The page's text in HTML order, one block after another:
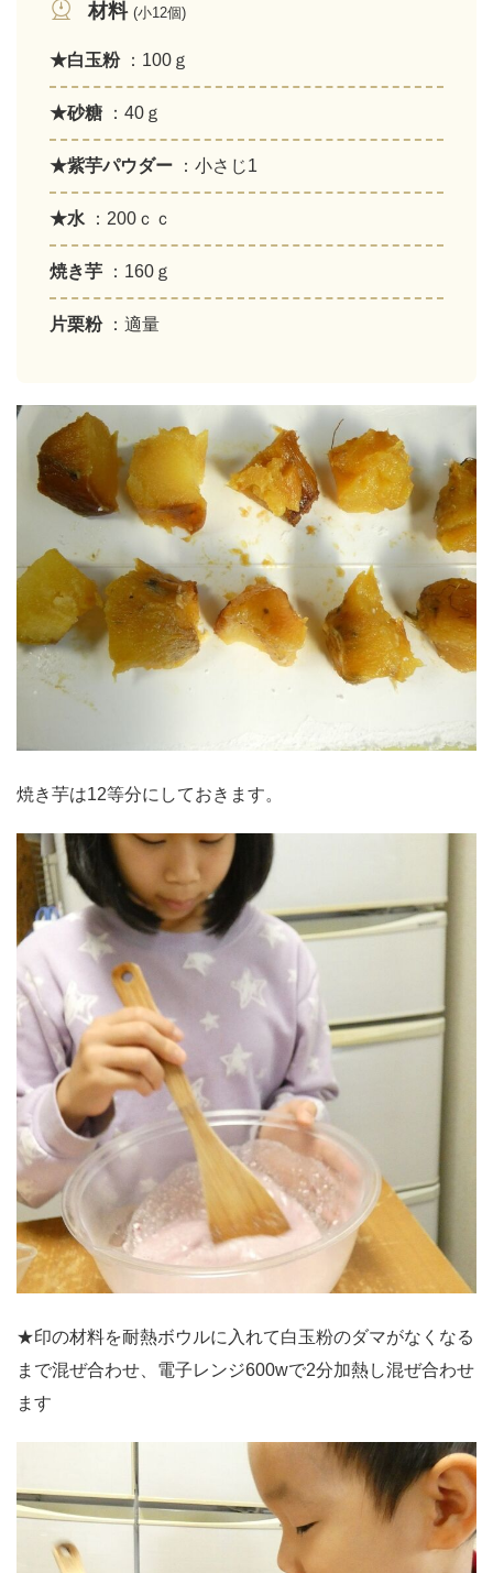
材料 (小12個)
★白玉粉 ：100ｇ
★砂糖 ：40ｇ
★紫芋パウダー ：小さじ1
★水 ：200ｃｃ
焼き芋 ：160ｇ
片栗粉 ：適量
焼き芋は12等分にしておきます。
★印の材料を耐熱ボウルに入れて白玉粉のダマがなくなる
まで混ぜ合わせ、電子レンジ600wで2分加熱し混ぜ合わせ
ます